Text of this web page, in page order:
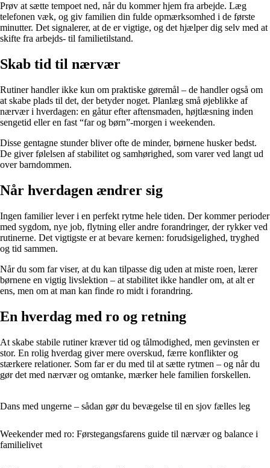
Prøv at sætte tempoet ned, når du kommer hjem fra arbejde. Læg
telefonen væk, og giv familien din fulde opmærksomhed i de første
minutter. Det signalerer, at de er vigtige, og det hjælper dig selv med at
skifte fra arbejds- til familietilstand.
Skab tid til nærvær
Rutiner handler ikke kun om praktiske gøremål – de handler også om
at skabe plads til det, der betyder noget. Planlæg små øjeblikke af
nærvær i hverdagen: en gåtur efter aftensmaden, højtlæsning inden
sengetid eller en fast “far og børn”-morgen i weekenden.
Disse gentagne stunder bliver ofte de minder, børnene husker bedst.
De giver følelsen af stabilitet og samhørighed, som varer ved langt ud
over barndommen.
Når hverdagen ændrer sig
Ingen familier lever i en perfekt rytme hele tiden. Der kommer perioder
med sygdom, nye job, flytning eller andre forandringer, der rykker ved
rutinerne. Det vigtigste er at bevare kernen: forudsigelighed, tryghed
og tid sammen.
Når du som far viser, at du kan tilpasse dig uden at miste roen, lærer
børnene en vigtig livslektion – at stabilitet ikke handler om, at alt er
ens, men om at man kan finde ro midt i forandring.
En hverdag med ro og retning
At skabe stabile rutiner kræver tid og tålmodighed, men gevinsten er
stor. En rolig hverdag giver mere overskud, færre konflikter og
stærkere relationer. Som far er du med til at sætte rytmen – og når du
gør det med nærvær og omtanke, mærker hele familien forskellen.
Dans med ungerne – sådan gør du bevægelse til en sjov fælles leg
Weekender med ro: Førstegangsfarens guide til nærvær og balance i
familielivet